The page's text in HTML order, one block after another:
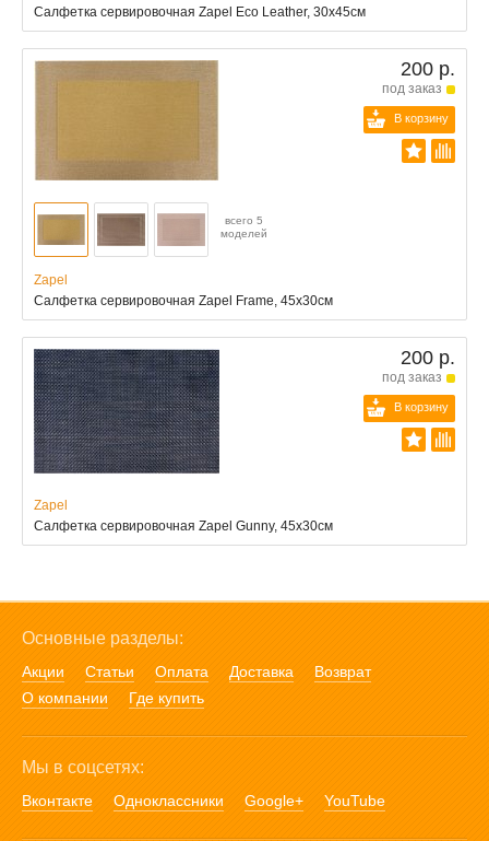
Салфетка сервировочная Zapel Eco Leather, 30х45см
200 р.
под заказ
В корзину
всего 5
моделей
Zapel
Салфетка сервировочная Zapel Frame, 45х30см
200 р.
под заказ
В корзину
Zapel
Салфетка сервировочная Zapel Gunny, 45х30см
Основные разделы:
Акции Статьи Оплата Доставка
Возврат
О компании
Где купить
Мы в соцсетях:
Вконтакте Одноклассники Google+ YouTube